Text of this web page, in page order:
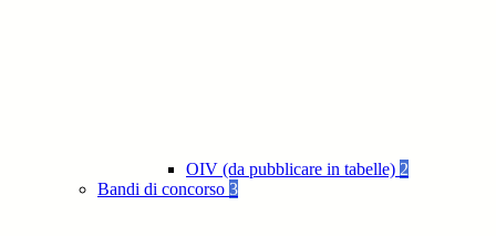
OIV (da pubblicare in tabelle) 2
Bandi di concorso 3